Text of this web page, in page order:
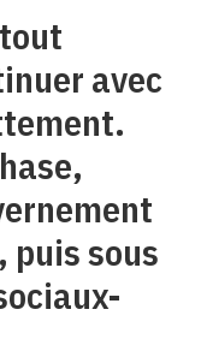
avec
puis sous